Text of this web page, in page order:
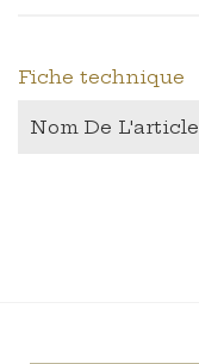
Fiche technique
Nom De L'article